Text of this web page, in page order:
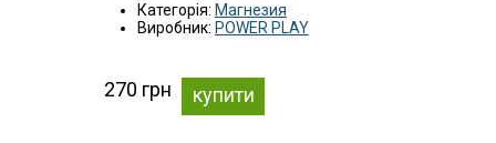
Категорія: Магнезия
Виробник: POWER PLAY
270 грн купити